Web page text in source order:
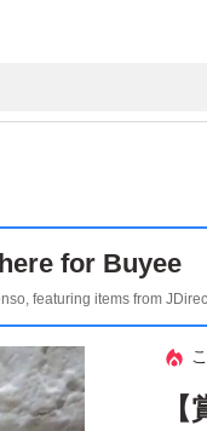
for Buyee
featuring items from